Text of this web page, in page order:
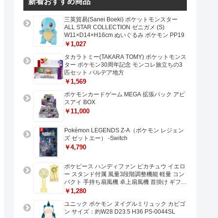
三英貿易(Sanei Boeki) ポケットモンスター
ALL STAR COLLECTION ゼニガメ (S)
W11×D14×H16cm ぬいぐるみ ポケモン PP19
￥1,027
タカラトミー(TAKARA TOMY) ポケットモンス
ター ポケモン30周年記念 モンコレ旅立ちの3
匹セット パルデア地方
￥1,569
ポケモンカードゲーム MEGA 拡張パック アビ
スアイ BOX
￥11,000
Pokémon LEGENDS Z-A（ポケモン レジェン
ズ ゼットエー） -Switch
￥4,790
ポケピース ハンディファン ピカチュウ イエロ
ー スタンド付属 風量3段階調整機能 軽量 コン
パクト 手持ち扇風機 卓上扇風機 首掛け ギフト
プレゼントに最適 USB充電 Type-C対応
￥1,280
ユニック ポケモン ヌイグルミリュック カビゴ
ン サイズ：約W28 D23.5 H36 PS-0044SL